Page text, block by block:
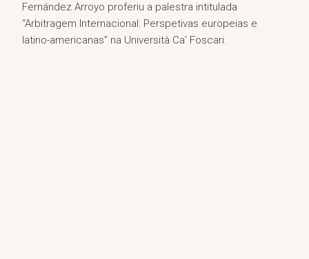
Fernández Arroyo proferiu a palestra intitulada
“Arbitragem Internacional: Perspetivas europeias e
latino-americanas” na Università Ca’ Foscari.